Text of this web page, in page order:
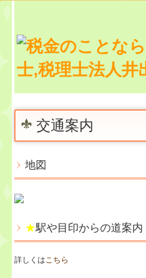
トップページ
経営革新等支援機関とは
事務所紹介
交通案内
交通案内
地図
★駅や目印からの道案内
詳しくはこちら